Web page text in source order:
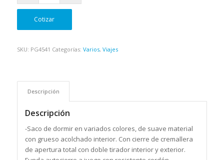
Cotizar
SKU: PG4541 Categorías: Varios, Viajes
Descripción
Descripción
-Saco de dormir en variados colores, de suave material
con grueso acolchado interior. Con cierre de cremallera
de apertura total con doble tirador interior y exterior.